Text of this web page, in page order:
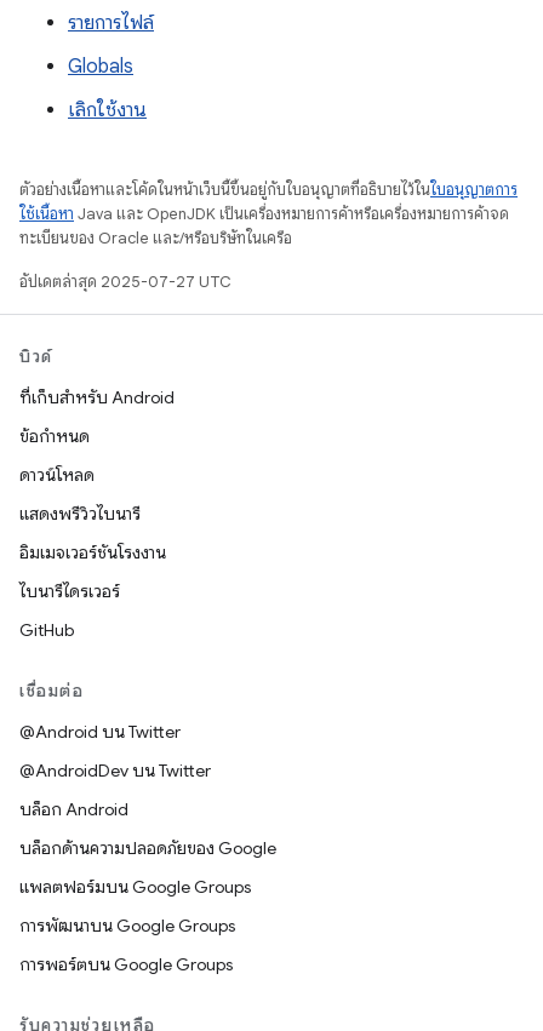
รายการไฟล์
Globals
เลิกใช้งาน
ตัวอย่างเนื้อหาและโค้ดในหน้าเว็บนี้ขึ้นอยู่กับใบอนุญาตที่อธิบายไว้ในใบอนุญาตการ
ใช้เนื้อหา Java และ OpenJDK เป็นเครื่องหมายการค้าหรือเครื่องหมายการค้าจด
ทะเบียนของ Oracle และ/หรือบริษัทในเครือ
อัปเดตล่าสุด 2025-07-27 UTC
บิวด์
ที่เก็บสำหรับ Android
ข้อกำหนด
ดาวน์โหลด
แสดงพรีวิวไบนารี
อิมเมจเวอร์ชันโรงงาน
ไบนารีไดรเวอร์
GitHub
เชื่อมต่อ
@Android บน Twitter
@AndroidDev บน Twitter
บล็อก Android
บล็อกด้านความปลอดภัยของ Google
แพลตฟอร์มบน Google Groups
การพัฒนาบน Google Groups
การพอร์ตบน Google Groups
รับความช่วยเหลือ